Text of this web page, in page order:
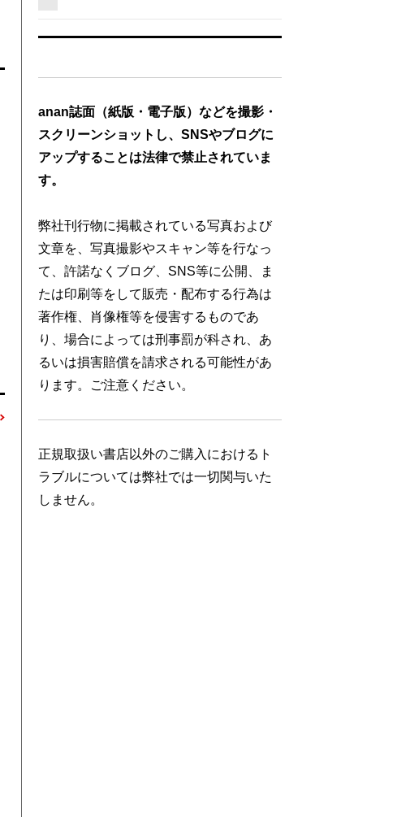
anan誌面（紙版・電子版）などを撮影・
スクリーンショットし、SNSやブログに
アップすることは法律で禁止されていま
す。
弊社刊行物に掲載されている写真および
文章を、写真撮影やスキャン等を行なっ
て、許諾なくブログ、SNS等に公開、ま
たは印刷等をして販売・配布する行為は
著作権、肖像権等を侵害するものであ
り、場合によっては刑事罰が科され、あ
るいは損害賠償を請求される可能性があ
ります。ご注意ください。
正規取扱い書店以外のご購入におけるト
ラブルについては弊社では一切関与いた
しません。